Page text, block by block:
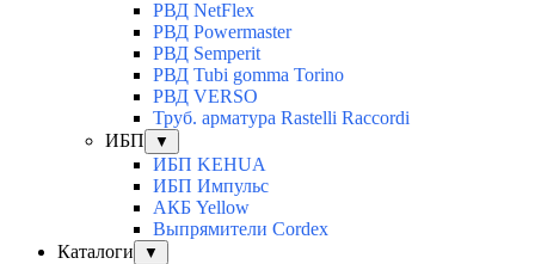
РВД NetFlex
РВД Powermaster
РВД Semperit
РВД Tubi gomma Torino
РВД VERSO
Труб. арматура Rastelli Raccordi
ИБП
▼
ИБП KEHUA
ИБП Импульс
АКБ Yellow
Выпрямители Cordex
Каталоги
▼